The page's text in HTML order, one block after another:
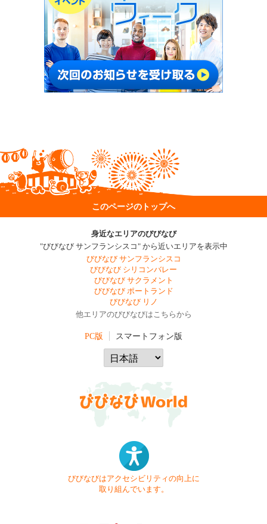
このページのトップへ
身近なエリアのびびなび
"びびなび サンフランシスコ" から近いエリアを表示中
びびなび サンフランシスコ
びびなび シリコンバレー
びびなび サクラメント
びびなび ポートランド
びびなび リノ
他エリアのびびなびはこちらから
PC版 スマートフォン版
びびなびはアクセシビリティの向上に
取り組んでいます。